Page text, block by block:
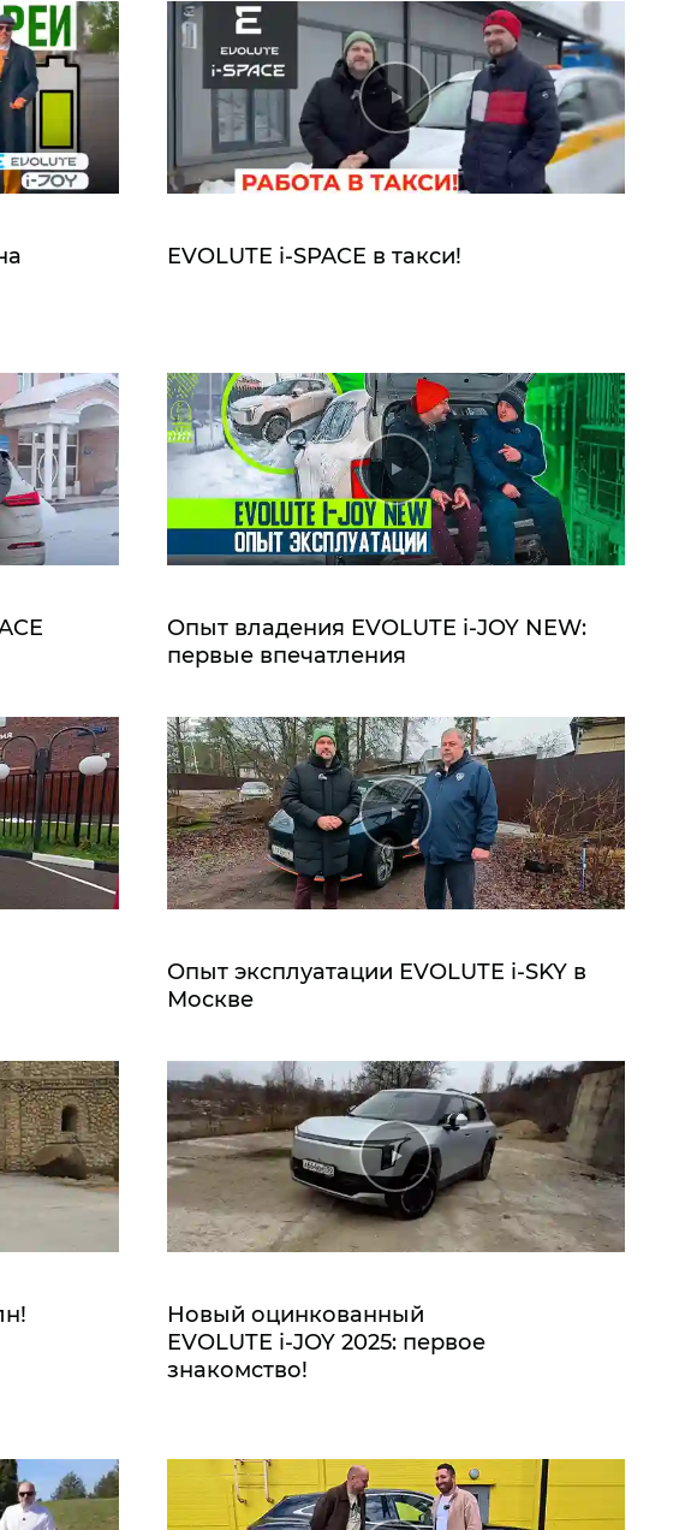
EVOLUTE i‑SPACE в такси!
Опыт владения EVOLUTE i‑JOY NEW:
первые впечатления
Опыт эксплуатации EVOLUTE i‑SKY в
Москве
Новый оцинкованный
EVOLUTE i‑JOY 2025: первое
знакомство!